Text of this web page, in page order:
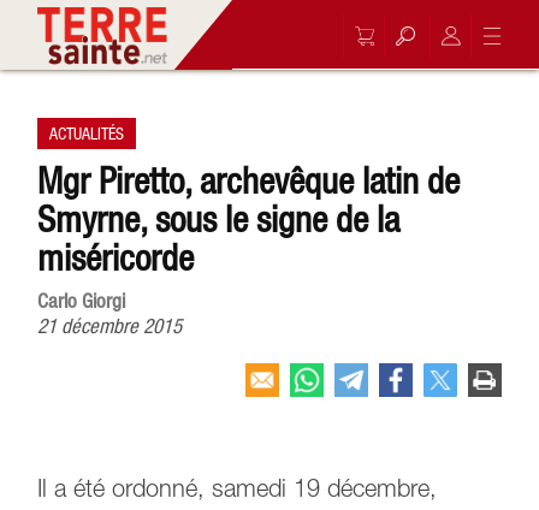
ACTUALITÉS
Mgr Piretto, archevêque latin de
Smyrne, sous le signe de la
miséricorde
Carlo Giorgi
21 décembre 2015
Il a été ordonné, samedi 19 décembre,